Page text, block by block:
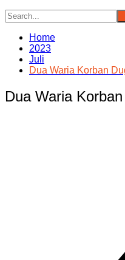
Home
2023
Juli
Dua Waria Korban
Dua Waria